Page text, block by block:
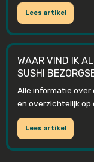
Lees artikel
WAAR VIND IK
SUSHI
Alle informatie over
en overzichtelijk op
Lees artikel